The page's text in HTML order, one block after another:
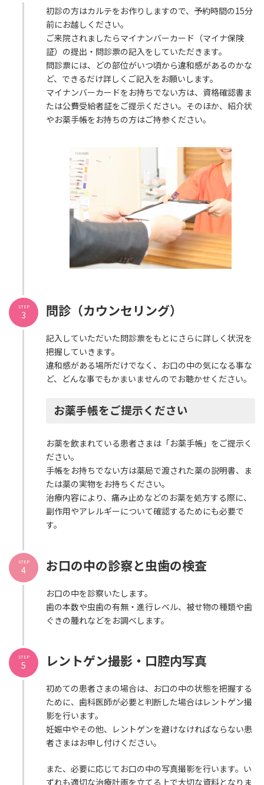
初診の方はカルテをお作りしますので、予約時間の15分
前にお越しください。
ご来院されましたらマイナンバーカード（マイナ保険
証）の提出・問診票の記入をしていただきます。
問診票には、どの部位がいつ頃から違和感があるのかな
ど、できるだけ詳しくご記入をお願いします。
マイナンバーカードをお持ちでない方は、資格確認書ま
たは公費受給者証をご提示ください。そのほか、紹介状
やお薬手帳をお持ちの方はご持参ください。
問診（カウンセリング）
記入していただいた問診票をもとにさらに詳しく状況を
把握していきます。
違和感がある場所だけでなく、お口の中の気になる事な
ど、どんな事でもかまいませんのでお聴かせください。
お薬手帳をご提示ください
お薬を飲まれている患者さまは「お薬手帳」をご提示く
ださい。
手帳をお持ちでない方は薬局で渡された薬の説明書、ま
たは薬の実物をお持ちください。
治療内容により、痛み止めなどのお薬を処方する際に、
副作用やアレルギーについて確認するためにも必要で
す。
STEP
3
お口の中の診察と虫歯の検査
お口の中を診察いたします。
歯の本数や虫歯の有無・進行レベル、被せ物の種類や歯
ぐきの腫れなどをお調べします。
STEP
4
レントゲン撮影・口腔内写真
初めての患者さまの場合は、お口の中の状態を把握する
ために、歯科医師が必要と判断した場合はレントゲン撮
影を行います。
妊娠中やその他、レントゲンを避けなければならない患
者さまはお申し付けください。
また、必要に応じてお口の中の写真撮影を行います。い
ずれも適切な治療計画を立てる上で大切な資料となりま
STEP
5